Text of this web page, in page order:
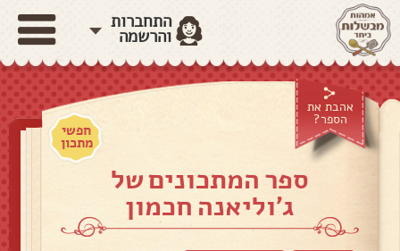
התחברות
והרשמה
אהבת את
הספר?
חפשי
מתכון
ספר המתכונים של
ג'וליאנה חכמון